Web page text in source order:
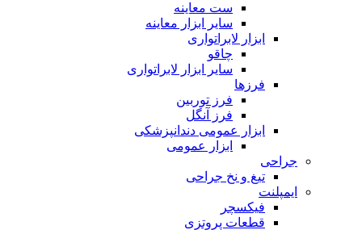
ست معاینه
سایر ابزار معاینه
ابزار لابراتواری
چاقو
سایر ابزار لابراتواری
فرزها
فرز توربین
فرز آنگل
ابزار عمومی دندانپزشکی
ابزار عمومی
جراحی
تیغ و نخ جراحی
ایمپلنت
فیکسچر
قطعات پروتزی